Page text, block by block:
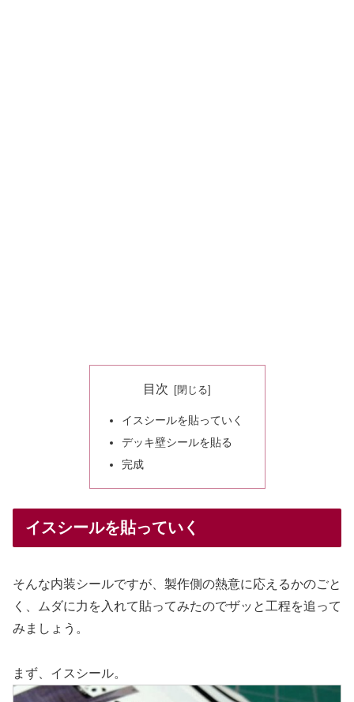
目次
イスシールを貼っていく
デッキ壁シールを貼る
完成
イスシールを貼っていく
そんな内装シールですが、製作側の熱意に応えるかのごと
く、ムダに力を入れて貼ってみたのでザッと工程を追って
みましょう。
まず、イスシール。